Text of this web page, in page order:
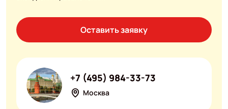
Оставить заявку
Москва
+7 (495) 984-33-73